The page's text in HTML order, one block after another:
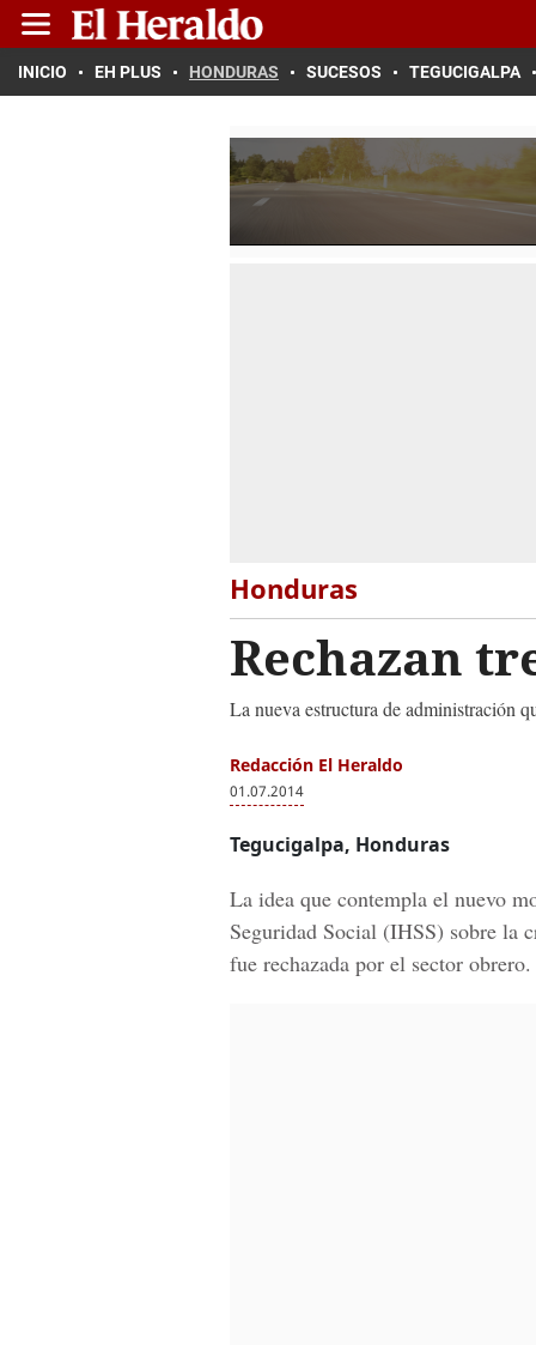
INICIO EH PLUS HONDURAS SUCESOS TEGUCIGALPA
Honduras
Rechazan
La nueva estructura de administración
Redacción El Heraldo
01.07.2014
Tegucigalpa, Honduras
La idea que contempla el nuevo
Seguridad Social (IHSS) sobre la
fue rechazada por el sector obrero.